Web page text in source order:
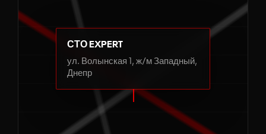
СТО EXPERT
ул. Волынская 1, ж/м Западный,
Днепр